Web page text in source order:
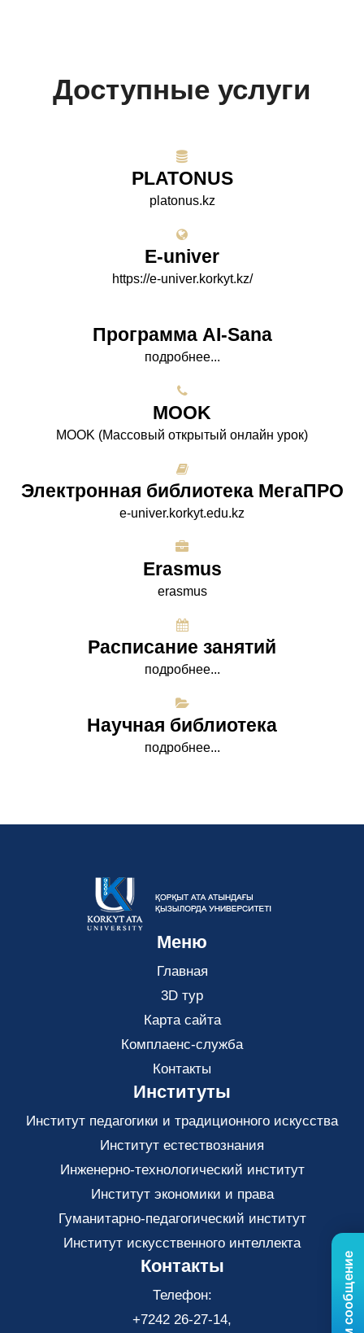
Доступные услуги
PLATONUS
platonus.kz
E-univer
https://e-univer.korkyt.kz/
Программа AI-Sana
подробнее...
МООK
МООK (Массовый открытый онлайн урок)
Электронная библиотека МегаПРО
e-univer.korkyt.edu.kz
Erasmus
erasmus
Расписание занятий
подробнее...
Научная библиотека
подробнее...
Меню
Главная
3D тур
Карта сайта
Комплаенс-служба
Контакты
Институты
Институт педагогики и традиционного искусства
Институт естествознания
Инженерно-технологический институт
Институт экономики и права
Гуманитарно-педагогический институт
Институт искусственного интеллекта
Контакты
Телефон:
+7242 26-27-14,